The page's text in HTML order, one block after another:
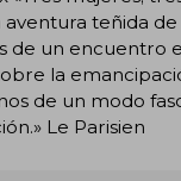
teñida
de un encuentro
la
de un modo
Le Parisien